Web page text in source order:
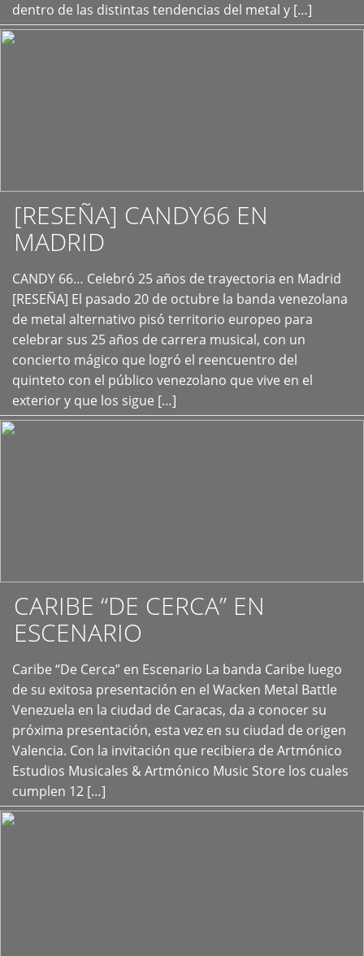
dentro de las distintas tendencias del metal y […]
[RESEÑA] CANDY66 EN
MADRID
CANDY 66… Celebró 25 años de trayectoria en Madrid
[RESEÑA] El pasado 20 de octubre la banda venezolana
de metal alternativo pisó territorio europeo para
celebrar sus 25 años de carrera musical, con un
concierto mágico que logró el reencuentro del
quinteto con el público venezolano que vive en el
exterior y que los sigue […]
+
CARIBE “DE CERCA” EN
ESCENARIO
Caribe “De Cerca” en Escenario La banda Caribe luego
de su exitosa presentación en el Wacken Metal Battle
Venezuela en la ciudad de Caracas, da a conocer su
próxima presentación, esta vez en su ciudad de origen
Valencia. Con la invitación que recibiera de Artmónico
Estudios Musicales & Artmónico Music Store los cuales
cumplen 12 […]
+